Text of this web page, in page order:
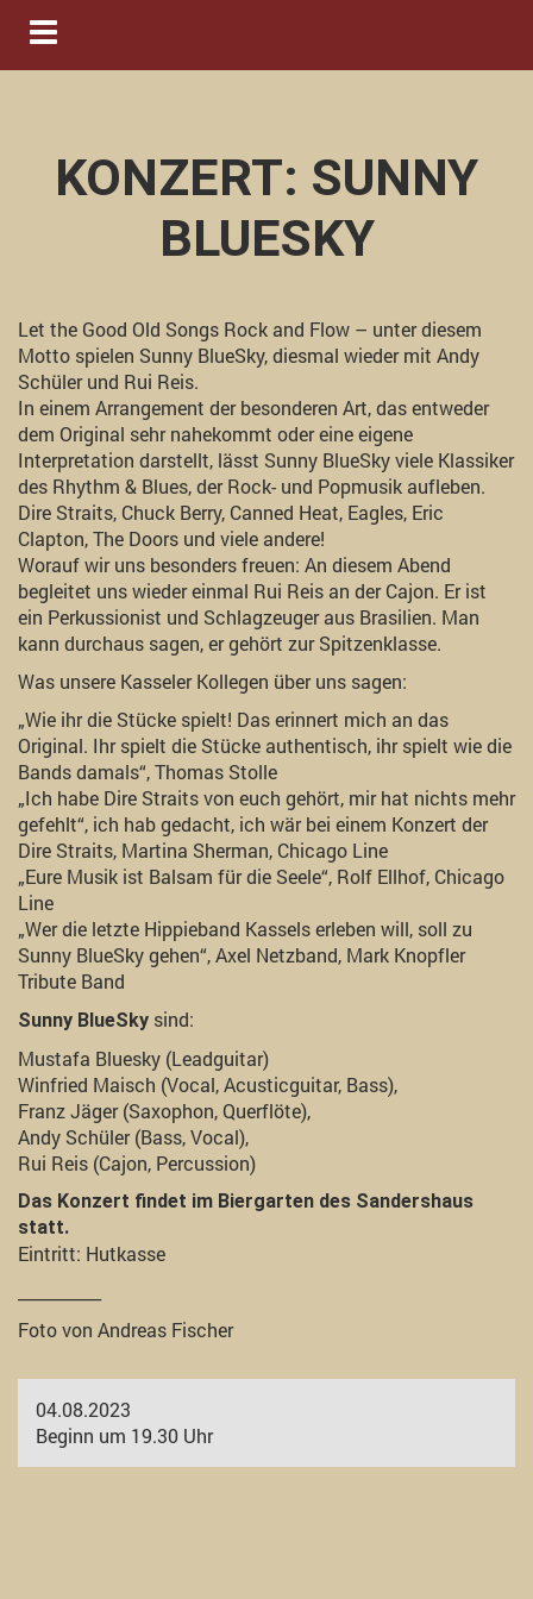
Navigation ein-/ausblenden
KONZERT: SUNNY
BLUESKY
Let the Good Old Songs Rock and Flow – unter diesem
Motto spielen Sunny BlueSky, diesmal wieder mit Andy
Schüler und Rui Reis.
In einem Arrangement der besonderen Art, das entweder
dem Original sehr nahekommt oder eine eigene
Interpretation darstellt, lässt Sunny BlueSky viele Klassiker
des Rhythm & Blues, der Rock- und Popmusik aufleben.
Dire Straits, Chuck Berry, Canned Heat, Eagles, Eric
Clapton, The Doors und viele andere!
Worauf wir uns besonders freuen: An diesem Abend
begleitet uns wieder einmal Rui Reis an der Cajon. Er ist
ein Perkussionist und Schlagzeuger aus Brasilien. Man
kann durchaus sagen, er gehört zur Spitzenklasse.
Was unsere Kasseler Kollegen über uns sagen:
„Wie ihr die Stücke spielt! Das erinnert mich an das
Original. Ihr spielt die Stücke authentisch, ihr spielt wie die
Bands damals“, Thomas Stolle
„Ich habe Dire Straits von euch gehört, mir hat nichts mehr
gefehlt“, ich hab gedacht, ich wär bei einem Konzert der
Dire Straits, Martina Sherman, Chicago Line
„Eure Musik ist Balsam für die Seele“, Rolf Ellhof, Chicago
Line
„Wer die letzte Hippieband Kassels erleben will, soll zu
Sunny BlueSky gehen“, Axel Netzband, Mark Knopfler
Tribute Band
Sunny BlueSky sind:
Mustafa Bluesky (Leadguitar)
Winfried Maisch (Vocal, Acusticguitar, Bass),
Franz Jäger (Saxophon, Querflöte),
Andy Schüler (Bass, Vocal),
Rui Reis (Cajon, Percussion)
Das Konzert findet im Biergarten des Sandershaus
statt.
Eintritt: Hutkasse
Foto von Andreas Fischer
04.08.2023
Beginn um 19.30 Uhr